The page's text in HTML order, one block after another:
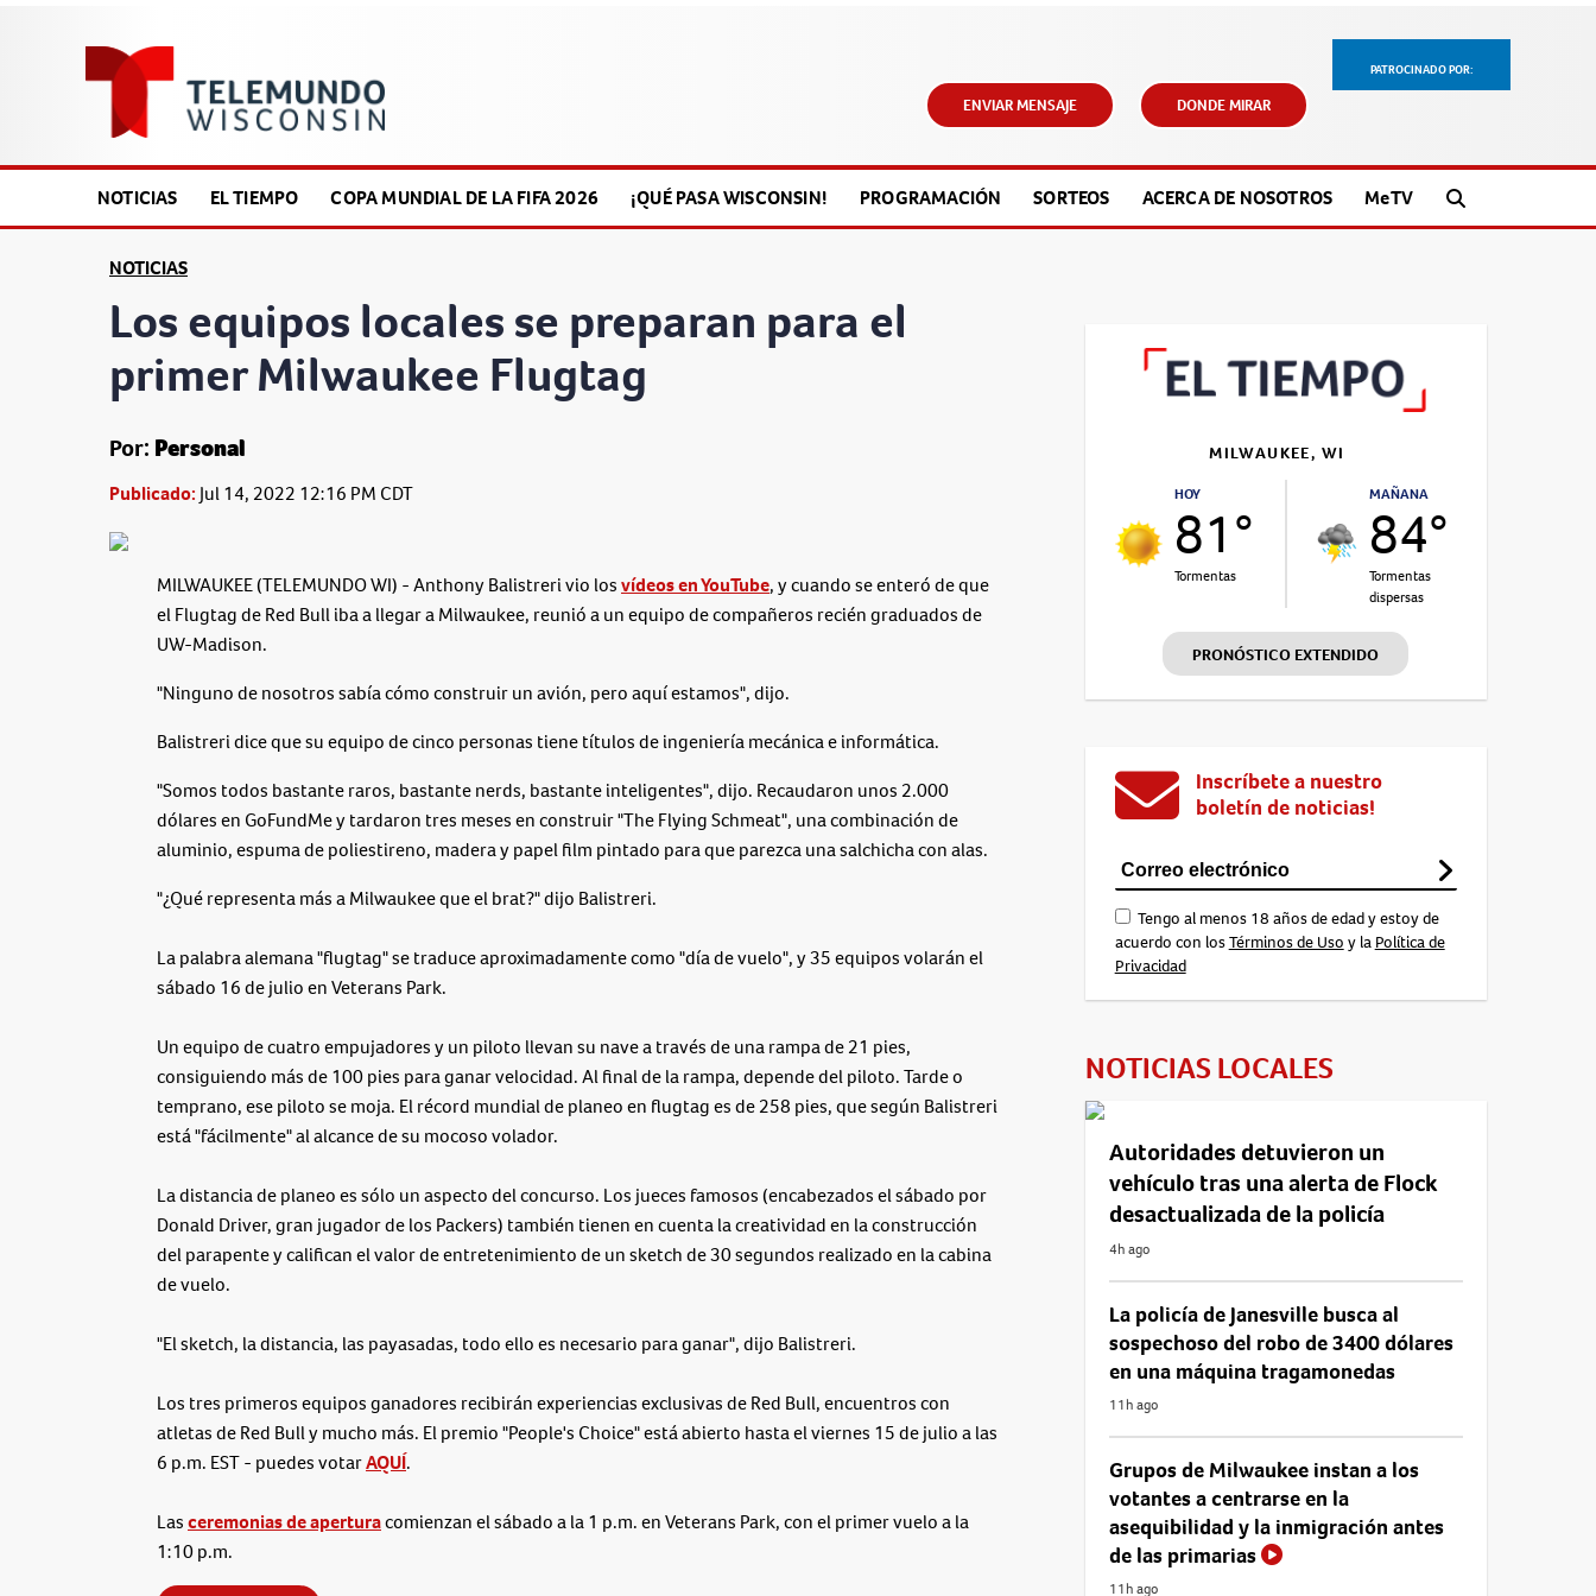
PATROCINADO POR:
ENVIAR MENSAJE DONDE MIRAR
NOTICIAS EL TIEMPO COPA MUNDIAL DE LA FIFA 2026 ¡QUÉ PASA WISCONSIN! PROGRAMACIÓN SORTEOS ACERCA DE NOSOTROS MeTV
NOTICIAS
Los equipos locales se preparan para el
primer Milwaukee Flugtag
Por: Personal
Publicado: Jul 14, 2022 12:16 PM CDT
MILWAUKEE (TELEMUNDO WI) - Anthony Balistreri vio losvídeos en YouTube, y cuando se enteró de que
el Flugtag de Red Bull iba a llegar a Milwaukee, reunió a un equipo de compañeros recién graduados de
UW-Madison.
"Ninguno de nosotros sabía cómo construir un avión, pero aquí estamos", dijo.
Balistreri dice que su equipo de cinco personas tiene títulos de ingeniería mecánica e informática.
"Somos todos bastante raros, bastante nerds, bastante inteligentes", dijo. Recaudaron unos 2.000
dólares en GoFundMe y tardaron tres meses en construir "The Flying Schmeat", una combinación de
aluminio, espuma de poliestireno, madera y papel film pintado para que parezca una salchicha con alas.
"¿Qué representa más a Milwaukee que el brat?" dijo Balistreri.
La palabra alemana "flugtag" se traduce aproximadamente como "día de vuelo", y 35 equipos volarán el
sábado 16 de julio en Veterans Park.
Un equipo de cuatro empujadores y un piloto llevan su nave a través de una rampa de 21 pies,
consiguiendo más de 100 pies para ganar velocidad. Al final de la rampa, depende del piloto. Tarde o
temprano, ese piloto se moja. El récord mundial de planeo en flugtag es de 258 pies, que según Balistreri
está "fácilmente" al alcance de su mocoso volador.
La distancia de planeo es sólo un aspecto del concurso. Los jueces famosos (encabezados el sábado por
Donald Driver, gran jugador de los Packers) también tienen en cuenta la creatividad en la construcción
del parapente y califican el valor de entretenimiento de un sketch de 30 segundos realizado en la cabina
de vuelo.
"El sketch, la distancia, las payasadas, todo ello es necesario para ganar", dijo Balistreri.
Los tres primeros equipos ganadores recibirán experiencias exclusivas de Red Bull, encuentros con
atletas de Red Bull y mucho más. El premio "People's Choice" está abierto hasta el viernes 15 de julio a las
6 p.m. EST - puedes votarAQUÍ.
Lasceremonias de aperturacomienzan el sábado a la 1 p.m. en Veterans Park, con el primer vuelo a la
1:10 p.m.
MILWAUKEE, WI
HOY
81°
Tormentas
MAÑANA
84°
Tormentas
dispersas
PRONÓSTICO EXTENDIDO
Inscríbete a nuestro
boletín de noticias!
Tengo al menos 18 años de edad y estoy de
acuerdo con losTérminos de Uso y la Política de
Privacidad
NOTICIAS LOCALES
Autoridades detuvieron un
vehículo tras una alerta de Flock
desactualizada de la policía
4h ago
La policía de Janesville busca al
sospechoso del robo de 3400 dólares
en una máquina tragamonedas
11h ago
Grupos de Milwaukee instan a los
votantes a centrarse en la
asequibilidad y la inmigración antes
de las primarias
11h ago